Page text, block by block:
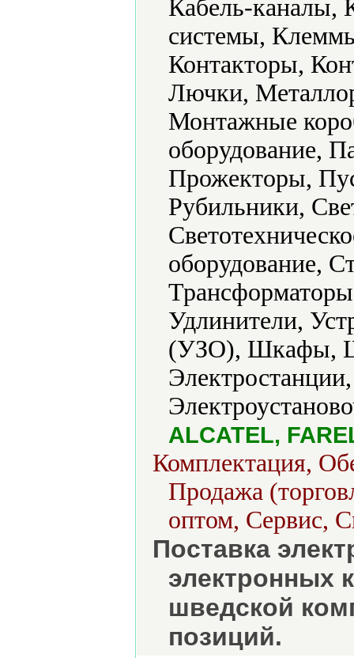
Кабель-каналы,
системы,
Контакторы,
Лючки,
Монтажные
оборудование,
Прожекторы,
Рубильники,
оборудование,
Удлинители,
(УЗО), Шкафы,
ALCATEL,
Комплектация,
Продажа
оптом, Сервис,
Поставка
электронных
шведской
позиций.